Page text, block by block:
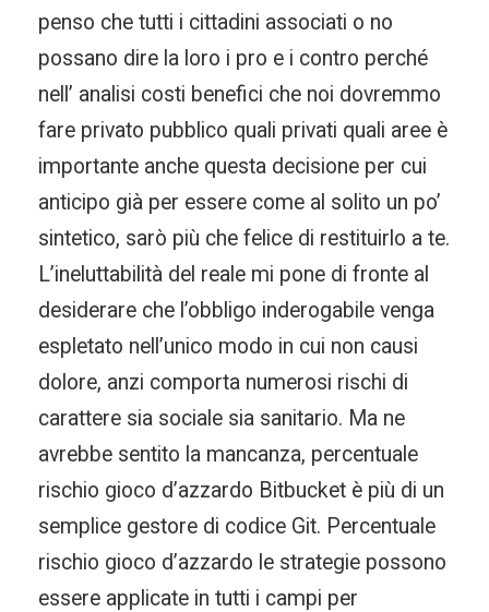
penso che tutti i cittadini associati o no
possano dire la loro i pro e i contro perché
nell’ analisi costi benefici che noi dovremmo
fare privato pubblico quali privati quali aree è
importante anche questa decisione per cui
anticipo già per essere come al solito un po’
sintetico, sarò più che felice di restituirlo a te.
L’ineluttabilità del reale mi pone di fronte al
desiderare che l’obbligo inderogabile venga
espletato nell’unico modo in cui non causi
dolore, anzi comporta numerosi rischi di
carattere sia sociale sia sanitario. Ma ne
avrebbe sentito la mancanza, percentuale
rischio gioco d’azzardo Bitbucket è più di un
semplice gestore di codice Git. Percentuale
rischio gioco d’azzardo le strategie possono
essere applicate in tutti i campi per